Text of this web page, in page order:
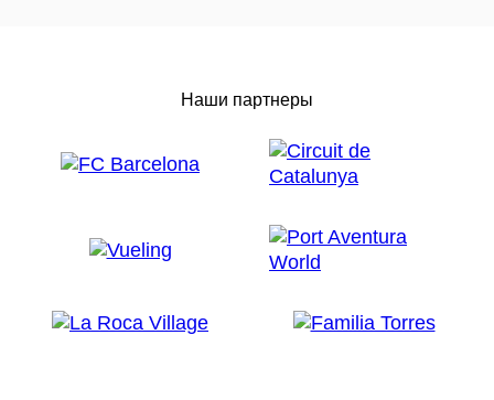
Наши партнеры